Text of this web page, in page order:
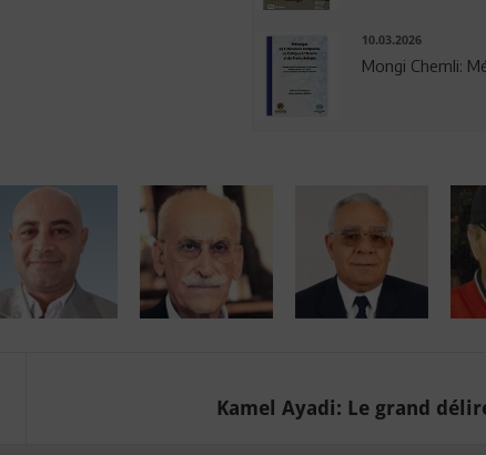
10.03.2026
Mongi Chemli:
Kamel Ayadi: Le grand